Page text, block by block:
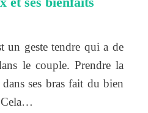
un geste tendre qui a de
le couple. Prendre la
ses bras fait du bien
Cela…